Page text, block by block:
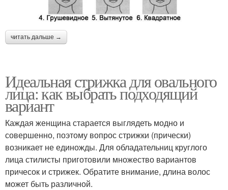
читать дальше →
Идеальная стрижка для овального
лица: как выбрать подходящий
вариант
Каждая женщина старается выглядеть модно и
совершенно, поэтому вопрос стрижки (прически)
возникает не единожды. Для обладательниц круглого
лица стилисты приготовили множество вариантов
причесок и стрижек. Обратите внимание, длина волос
может быть различной.